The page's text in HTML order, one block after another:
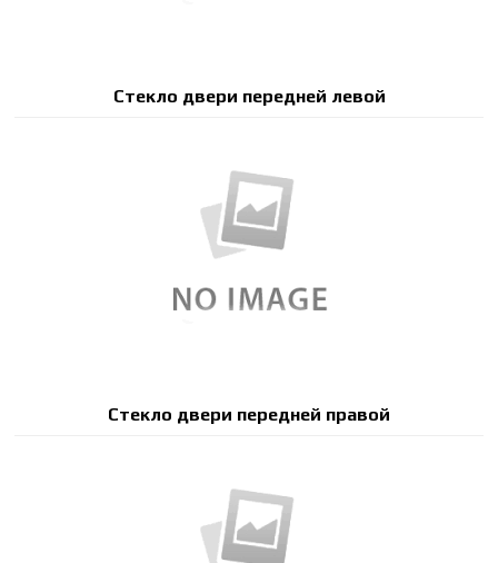
Стекло двери передней левой
Стекло двери передней правой